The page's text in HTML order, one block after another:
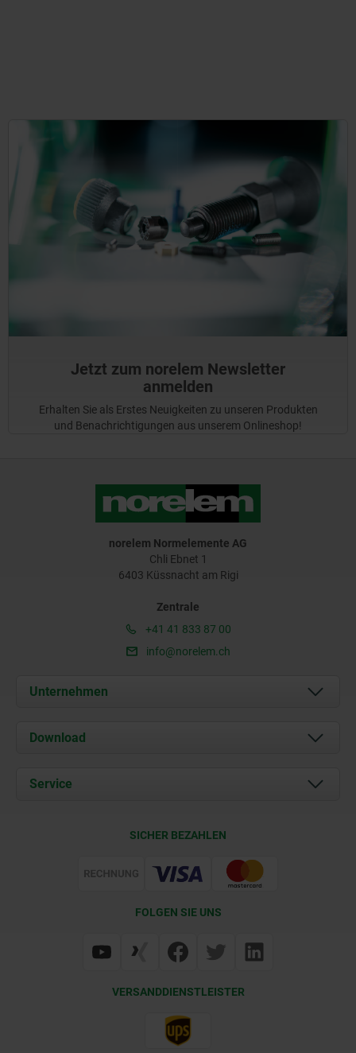
Jetzt zum norelem Newsletter
anmelden
Erhalten Sie als Erstes Neuigkeiten zu unseren Produkten
und Benachrichtigungen aus unserem Onlineshop!
norelem Normelemente AG
Chli Ebnet 1
6403 Küssnacht am Rigi
Zentrale
+41 41 833 87 00
info@norelem.ch
Unternehmen
Über uns
Kontakt
Download
Dokumente
Service
SICHER BEZAHLEN
FOLGEN SIE UNS
VERSANDDIENSTLEISTER